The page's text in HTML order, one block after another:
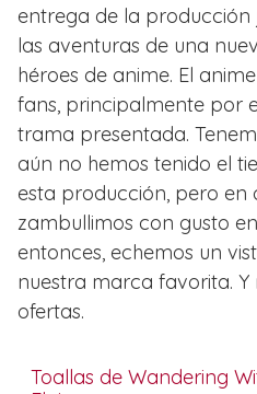
entrega de la producción
las aventuras de una
héroes de anime. El
fans, principalmente por
trama presentada.
aún no hemos tenido el
esta producción, pero en
zambullimos con gusto
entonces, echemos un
nuestra marca favorita. Y
ofertas.
Toallas de Wandering